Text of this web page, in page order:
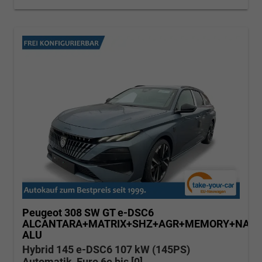
Peugeot 308 SW GT e-DSC6
ALU
Hybrid 145 e-DSC6 107 kW (145PS)